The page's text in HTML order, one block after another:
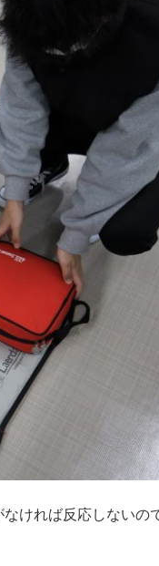
ければ反応しないの